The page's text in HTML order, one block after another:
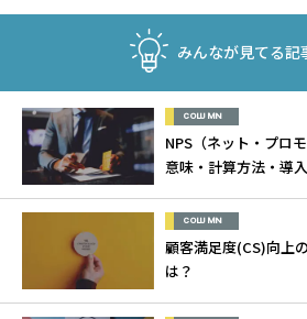
みんなが見てる記
COLUMN
NPS（ネット・プロ
意味・計算方法・導
COLUMN
顧客満足度(CS)向上
は？